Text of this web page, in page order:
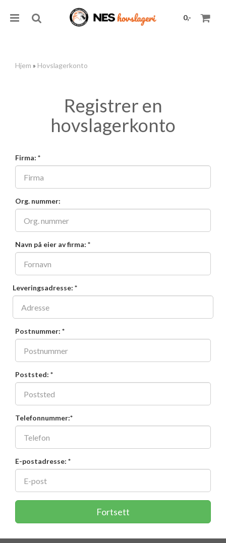
0,-
Hjem » Hovslagerkonto
Registrer en
hovslagerkonto
Firma: *
Org. nummer:
Navn på eier av firma: *
Leveringsadresse: *
Postnummer: *
Poststed: *
Telefonnummer:*
E-postadresse: *